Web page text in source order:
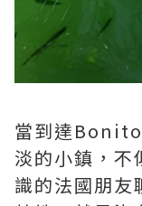
當到達Bonito
淡的小鎮，不
識的法國朋友